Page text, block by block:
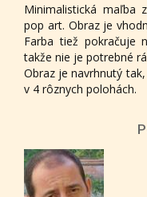
Minimalistická maľba
pop art. Obraz je
Farba tiež pokračuje
takže nie je potrebné
Obraz je navrhnutý
v 4 rôznych polohách.